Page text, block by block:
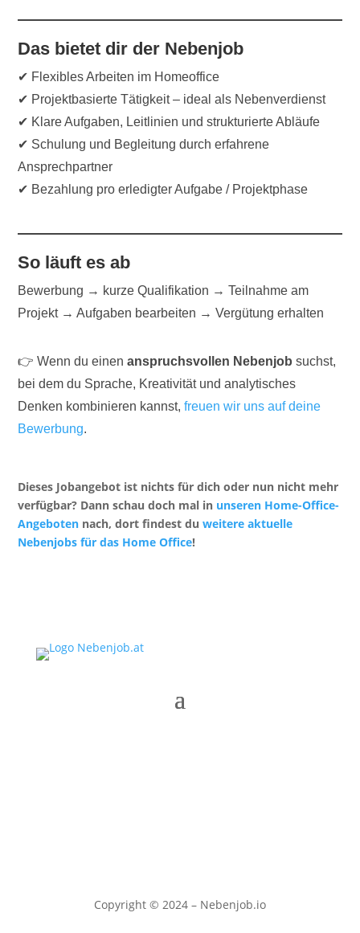
Das bietet dir der Nebenjob
✔ Flexibles Arbeiten im Homeoffice
✔ Projektbasierte Tätigkeit – ideal als Nebenverdienst
✔ Klare Aufgaben, Leitlinien und strukturierte Abläufe
✔ Schulung und Begleitung durch erfahrene
Ansprechpartner
✔ Bezahlung pro erledigter Aufgabe / Projektphase
So läuft es ab
Bewerbung → kurze Qualifikation → Teilnahme am
Projekt → Aufgaben bearbeiten → Vergütung erhalten
👉 Wenn du einenanspruchsvollen Nebenjob suchst,
bei dem du Sprache, Kreativität und analytisches
Denken kombinieren kannst,freuen wir uns auf deine
Bewerbung.
Dieses Jobangebot ist nichts für dich oder nun nicht mehr
verfügbar? Dann schau doch mal in unseren Home-Office-
Angeboten nach, dort findest duweitere aktuelle
Nebenjobs für das Home Office!
Copyright © 2024 – Nebenjob.io